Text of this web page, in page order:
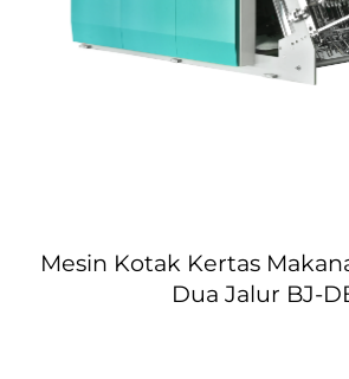
Mesin Kotak Kertas
Dua Jalur BJ-